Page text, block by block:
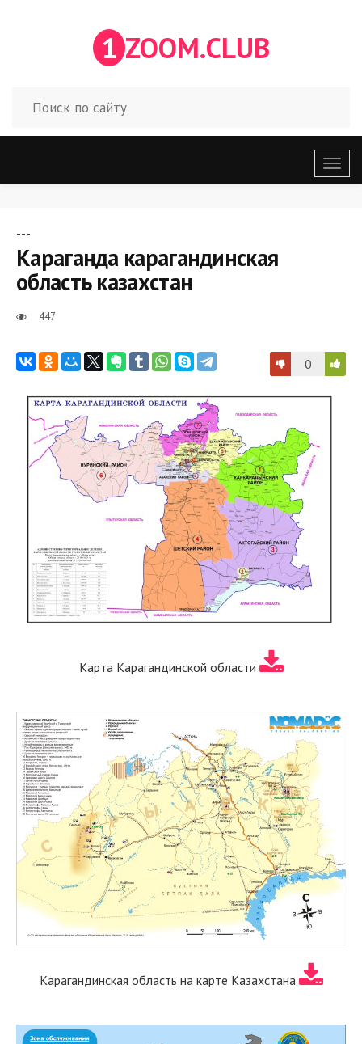
1 ZOOM.CLUB
меню
---
Караганда карагандинская
область казахстан
447
0
Карта Карагандинской области
Карагандинская область на карте Казахстана